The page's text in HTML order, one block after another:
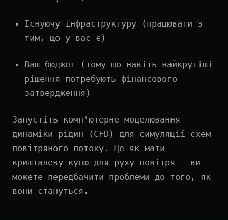
Існуючу інфраструктуру (працювати з
тим, що у вас є)
Ваш бюджет (тому що навіть найкрутіші
рішення потребують фінансового
затвердження)
Запустіть комп'ютерне моделювання
динаміки рідин (CFD) для симуляції схем
повітряного потоку. Це як мати
кришталеву кулю для руху повітря — ви
можете передбачити проблеми до того, як
вони стануться.